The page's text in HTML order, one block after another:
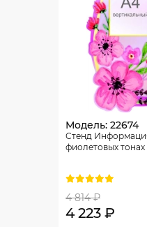
Модель: 22674
Стенд
фиолетовых
4 814 ₽
4 223 ₽